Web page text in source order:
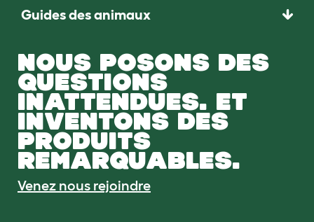
Guides des animaux
NOUS POSONS DES
QUESTIONS
INATTENDUES. ET
INVENTONS DES
PRODUITS
REMARQUABLES.
Venez nous rejoindre